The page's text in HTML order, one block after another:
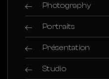
Photography
Portraits
Présentation
Studio